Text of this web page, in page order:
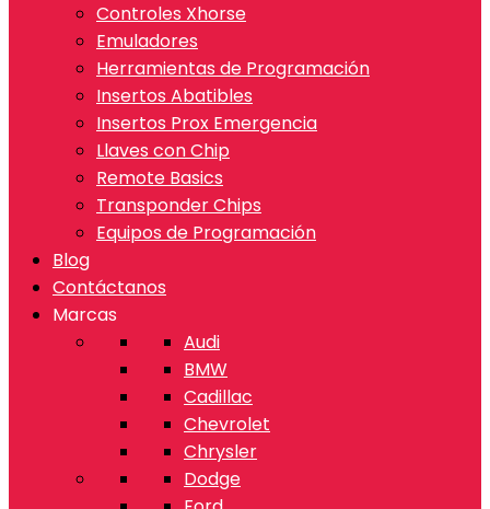
Controles Xhorse
Emuladores
Herramientas de Programación
Insertos Abatibles
Insertos Prox Emergencia
Llaves con Chip
Remote Basics
Transponder Chips
Equipos de Programación
Blog
Contáctanos
Marcas
Audi
BMW
Cadillac
Chevrolet
Chrysler
Dodge